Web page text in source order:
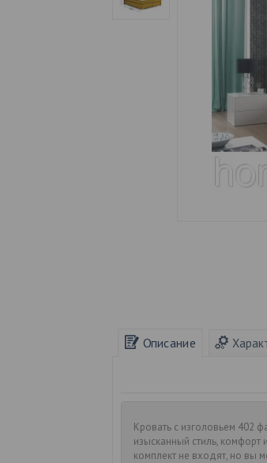
Описание
Кровать с изголовьем 402
изысканный стиль, комфорт
комплект не входят, но вы